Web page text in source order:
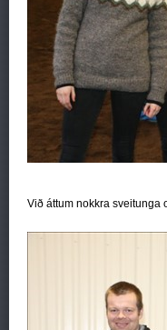
Við áttum nokkra sveitunga